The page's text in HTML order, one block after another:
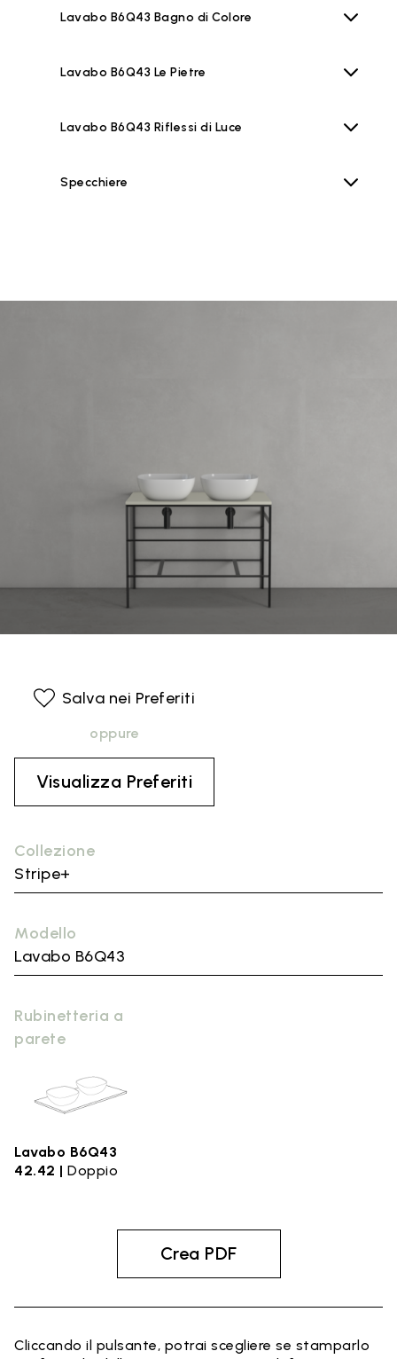
Lavabo B6Q43 Bagno di Colore
Lavabo B6Q43 Le Pietre
Lavabo B6Q43 Riflessi di Luce
Specchiere
Collezione
Stripe+
Modello
Lavabo B6Q43
Rubinetteria a
parete
Lavabo B6Q43
42.42 | Doppio
Salva nei Preferiti
oppure
Visualizza Preferiti
Crea PDF
Cliccando il pulsante, potrai scegliere se stamparlo